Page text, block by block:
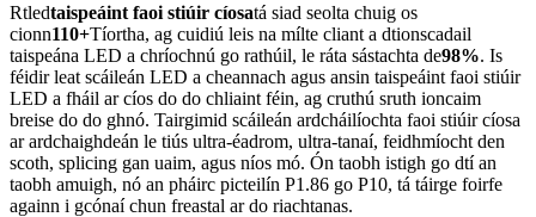
Rtledtaispeáint faoi stiúir cíosatá siad seolta chuig os
cionn110+Tíortha, ag cuidiú leis na mílte cliant a dtionscadail
taispeána LED a chríochnú go rathúil, le ráta sástachta de98%. Is
féidir leat scáileán LED a cheannach agus ansin taispeáint faoi stiúir
LED a fháil ar cíos do do chliaint féin, ag cruthú sruth ioncaim
breise do do ghnó. Tairgimid scáileán ardcháilíochta faoi stiúir cíosa
ar ardchaighdeán le tiús ultra-éadrom, ultra-tanaí, feidhmíocht den
scoth, splicing gan uaim, agus níos mó. Ón taobh istigh go dtí an
taobh amuigh, nó an pháirc picteilín P1.86 go P10, tá táirge foirfe
againn i gcónaí chun freastal ar do riachtanas.